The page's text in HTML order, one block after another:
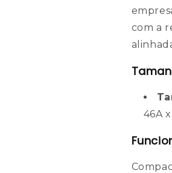
com a
46A